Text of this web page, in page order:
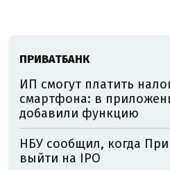
ПРИВАТБАНК
ИП смогут платить
смартфона: в
добавили функцию
НБУ сообщил, когда
выйти на IPO